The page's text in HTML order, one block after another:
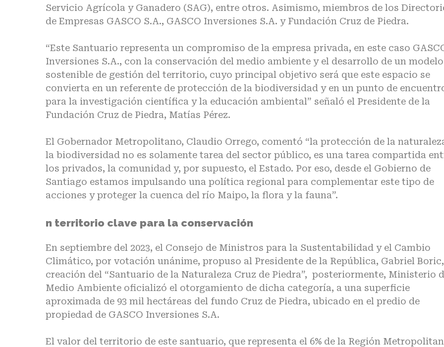
Servicio Agrícola y Ganadero (SAG), entre otros. Asimismo, miembros de los
de Empresas GASCO S.A., GASCO Inversiones S.A. y Fundación Cruz de Piedra.
“Este Santuario representa un compromiso de la empresa privada, en este caso
Inversiones S.A., con la conservación del medio ambiente y el desarrollo de un modelo
sostenible de gestión del territorio, cuyo principal objetivo será que este espacio se
convierta en un referente de protección de la biodiversidad y en un punto de
para la investigación científica y la educación ambiental” señaló el Presidente de la
Fundación Cruz de Piedra, Matías Pérez.
El Gobernador Metropolitano, Claudio Orrego, comentó “la protección de la
la biodiversidad no es solamente tarea del sector público, es una tarea compartida
los privados, la comunidad y, por supuesto, el Estado. Por eso, desde el Gobierno de
Santiago estamos impulsando una política regional para complementar este tipo de
acciones y proteger la cuenca del río Maipo, la flora y la fauna”.
n territorio clave para la conservación
En septiembre del 2023, el Consejo de Ministros para la Sustentabilidad y el Cambio
Climático, por votación unánime, propuso al Presidente de la República, Gabriel
creación del “Santuario de la Naturaleza Cruz de Piedra”, posteriormente, Ministerio
Medio Ambiente oficializó el otorgamiento de dicha categoría, a una superficie
aproximada de 93 mil hectáreas del fundo Cruz de Piedra, ubicado en el predio de
propiedad de GASCO Inversiones S.A.
El valor del territorio de este santuario, que representa el 6% de la Región